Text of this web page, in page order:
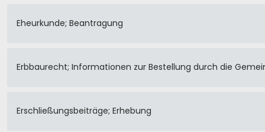
Eheurkunde; Beantragung
Erbbaurecht; Informationen zur Bestellung durch die
Erschließungsbeiträge; Erhebung